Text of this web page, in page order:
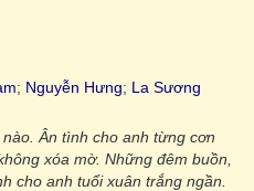
; Nguyễn Hưng; La Sương
Ân tình cho anh từng cơn
xóa mờ. Những đêm buồn,
cho anh tuổi xuân trắng ngần.